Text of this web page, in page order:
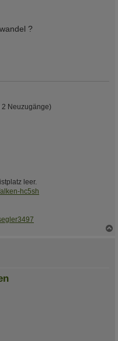
?
Neuzugänge)
leer.
hc5sh